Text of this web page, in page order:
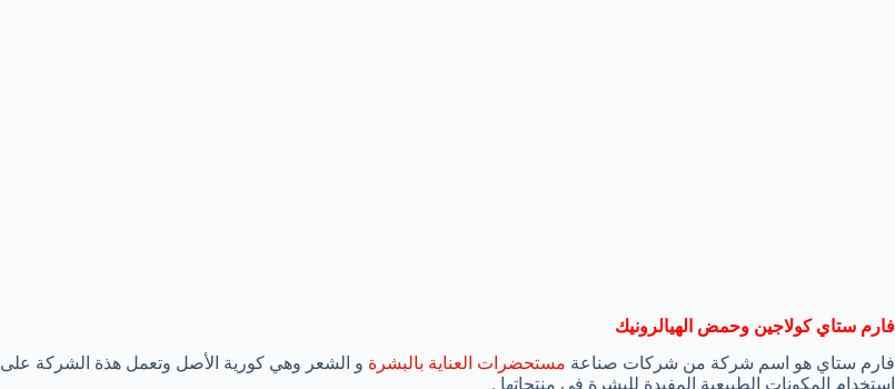
فارم ستاي كولاجين وحمض الهيالرونيك
فارم ستاي هو اسم شركة من شركات صناعة مستحضرات العناية بالبشرة و الشعر وهي كورية الأصل وتعمل هذة الشركة على
استخدام المكونات الطبيعية المفيدة للبشرة في منتجاتها .